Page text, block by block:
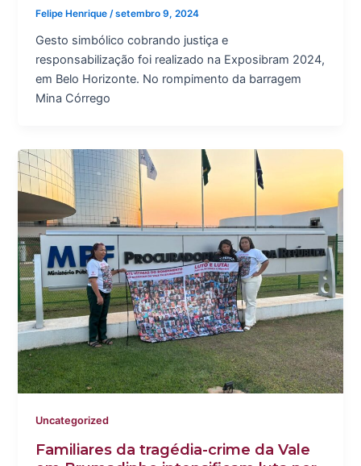
Felipe Henrique/setembro 9, 2024
Gesto simbólico cobrando justiça e
responsabilização foi realizado na Exposibram 2024,
em Belo Horizonte. No rompimento da barragem
Mina Córrego
Uncategorized
Familiares da tragédia-crime da Vale